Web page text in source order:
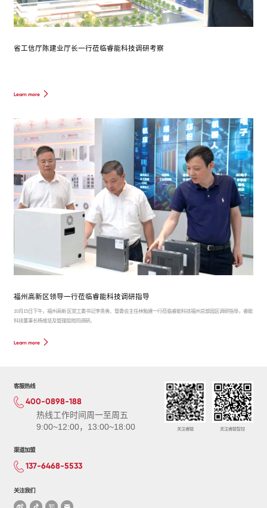
省工信厅陈建业厅长一行莅临睿能科技调研考察
Learn more
福州高新区领导一行莅临睿能科技调研指导
10月15日下午，福州高新区党工委书记李贵勇、管委会主任林勉建一行莅临睿能科技福州总部园区调研指导，睿能
科技董事长杨维坚及管理层陪同调研。
Learn more
客服热线
400-0898-188
热线工作时间周一至周五
9:00~12:00，13:00~18:00
渠道加盟
137-6468-5533
关注我们
关注睿能 关注睿能智控